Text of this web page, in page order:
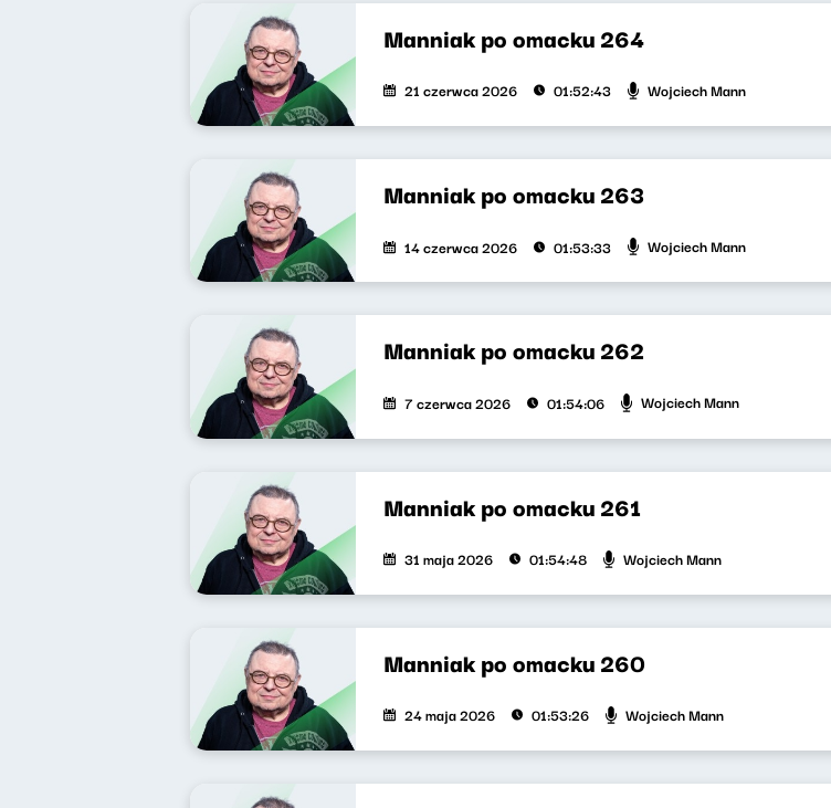
Manniak po omacku 264
21 czerwca 2026 01:52:43 Wojciech Mann
Manniak po omacku 263
14 czerwca 2026 01:53:33 Wojciech Mann
Manniak po omacku 262
7 czerwca 2026 01:54:06 Wojciech Mann
Manniak po omacku 261
31 maja 2026 01:54:48 Wojciech Mann
Manniak po omacku 260
24 maja 2026 01:53:26 Wojciech Mann